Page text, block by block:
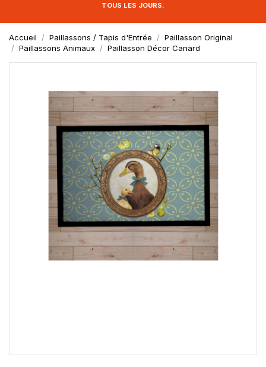
TOUS LES JOURS.
Accueil Paillassons / Tapis d'Entrée
Paillasson Original
Paillassons Animaux
Paillasson Décor Canard